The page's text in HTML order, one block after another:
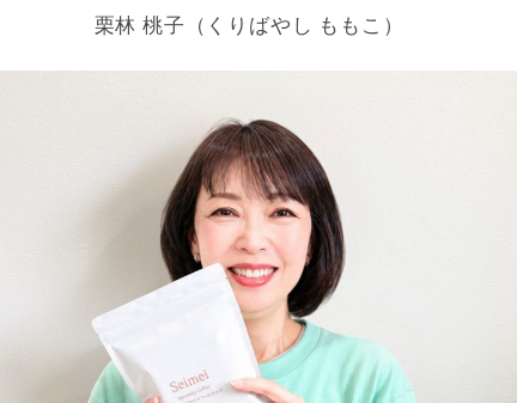
栗林 桃子（くりばやし ももこ）